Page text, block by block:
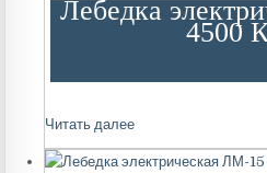
Лебедка
4500
Читать далее